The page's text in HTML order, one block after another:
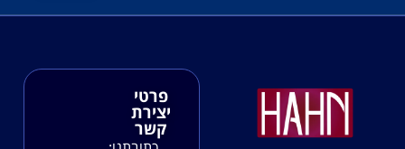
פרטי
יצירת
קשר